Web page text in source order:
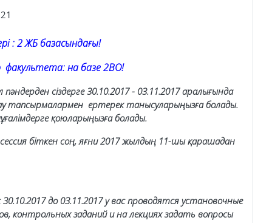
: 2 ЖБ базасындағы!
на базе 2ВО!
сіздерге 30.10.2017 - 03.11.2017 аралығында
тапсырмалармен ертерек танысуларыңызға болады.
қоюларыңызға болады.
біткен соң, яғни 2017 жылдың 11-шы қарашадан
до 03.11.2017 у вас проводятся установочные
контрольных заданий и на лекциях задать вопросы